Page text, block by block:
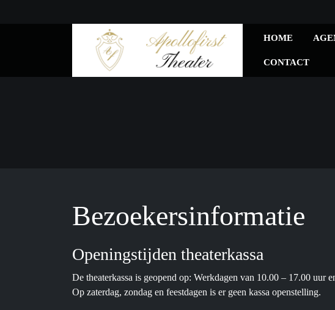
HOME
CONTACT
Bezoekersinformatie
Openingstijden theaterkassa
De theaterkassa is geopend op: Werkdagen van 10.00 – 17.00 uur
Op zaterdag, zondag en feestdagen is er geen kassa openstelling.